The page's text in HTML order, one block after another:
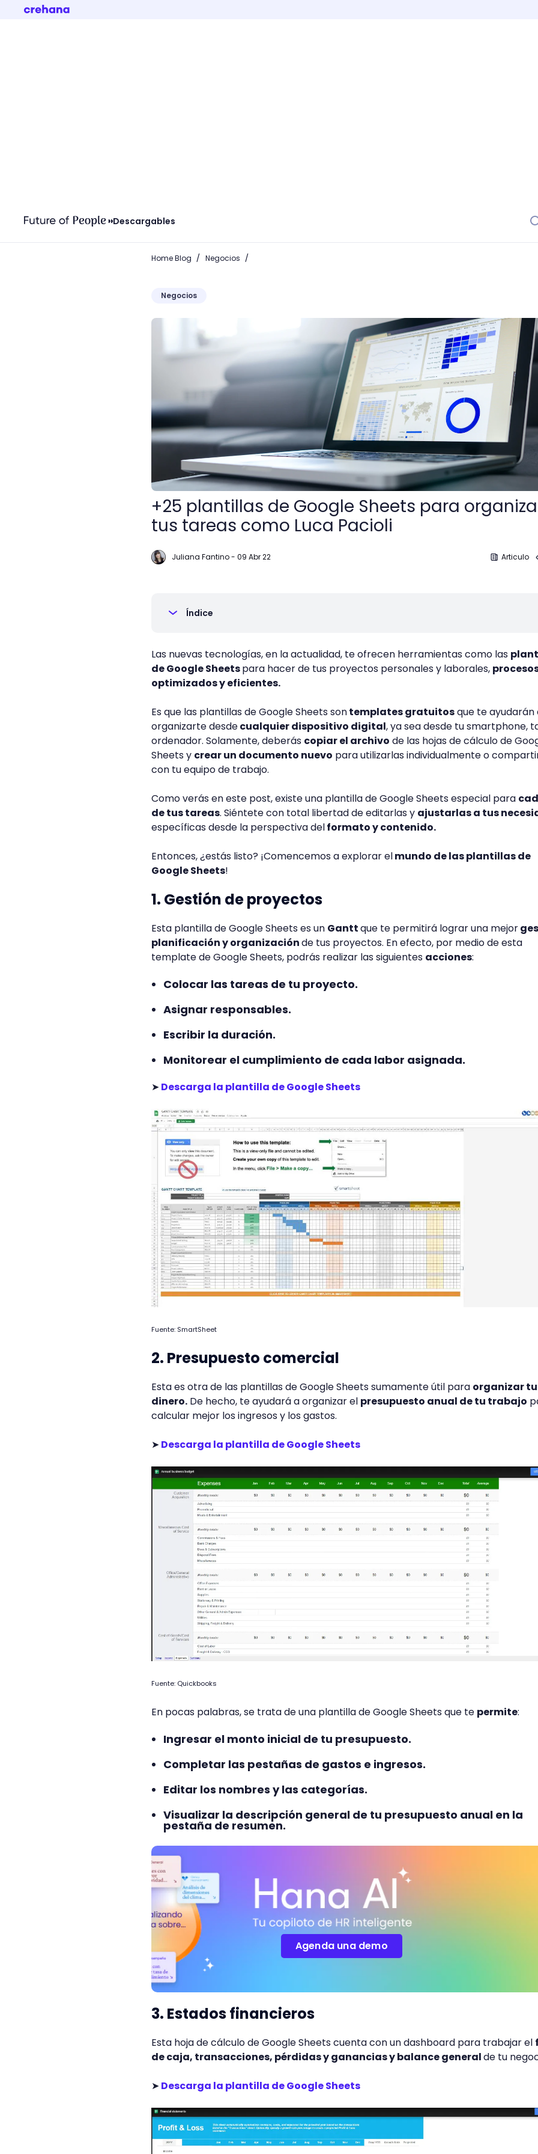
Descargables
Home Blog / Negocios /
Negocios
+25 plantillas de Google Sheets para organizar tus tareas como Luca Pacioli
+25 plantillas de Google Sheets para
tus tareas como Luca Pacioli
Juliana Fantino- 09 Abr 22 Articulo
Índice
Las nuevas tecnologías, en la actualidad, te ofrecen herramientas como las
de Google Sheetspara hacer de tus proyectos personales y laborales,
optimizados y eficientes.
Es que las plantillas de Google Sheets sontemplates gratuitosque te ayudarán
organizarte desdecualquier dispositivo digital, ya sea desde tu smartphone,
ordenador. Solamente, deberás copiar el archivo de las hojas de cálculo de
Sheets y crear un documento nuevo para utilizarlas individualmente o
con tu equipo de trabajo.
Como verás en este post, existe una plantilla de Google Sheets especial para
de tus tareas. Siéntete con total libertad de editarlas y ajustarlas a tus
específicas desde la perspectiva delformato y contenido.
Entonces, ¿estás listo? ¡Comencemos a explorar elmundo de las plantillas de
Google Sheets!
1. Gestión de proyectos
Esta plantilla de Google Sheets es un Ganttque te permitirá lograr una mejor
planificación y organizaciónde tus proyectos. En efecto, por medio de esta
template de Google Sheets, podrás realizar las siguientes acciones:
Colocar las tareas de tu proyecto.
Asignar responsables.
Escribir la duración.
Monitorear el cumplimiento de cada labor asignada.
➤ Descarga la plantilla de Google Sheets
Fuente: SmartSheet
2. Presupuesto comercial
Esta es otra de las plantillas de Google Sheets sumamente útil para organizar tu
dinero. De hecho, te ayudará a organizar el presupuesto anual de tu trabajo
calcular mejor los ingresos y los gastos.
➤ Descarga la plantilla de Google Sheets
Fuente: Quickbooks
En pocas palabras, se trata de una plantilla de Google Sheets que te permite:
Ingresar el monto inicial de tu presupuesto.
Completar las pestañas de gastos e ingresos.
Editar los nombres y las categorías.
Visualizar la descripción general de tu presupuesto anual en la
pestaña de resumen.
Agenda una demo
3. Estados financieros
Esta hoja de cálculo de Google Sheets cuenta con un dashboard para trabajar el
de caja, transacciones, pérdidas y ganancias y balance generalde tu
➤ Descarga la plantilla de Google Sheets